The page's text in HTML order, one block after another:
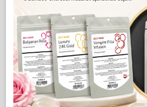
Kedvencnek
Mennyiség: db